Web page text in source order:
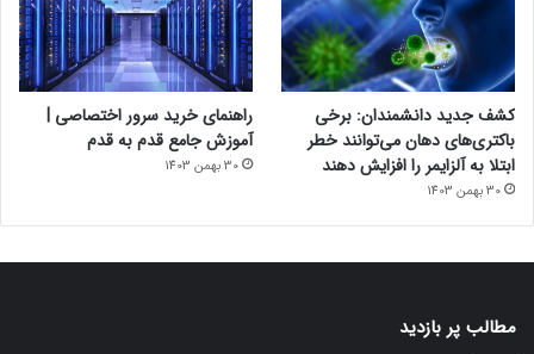
کشف جدید دانشمندان: برخی
باکتری‌های دهان می‌توانند خطر
ابتلا به آلزایمر را افزایش دهند
30 بهمن 1403
راهنمای خرید سرور اختصاصی |
آموزش جامع قدم به قدم
30 بهمن 1403
مطالب پر بازدید